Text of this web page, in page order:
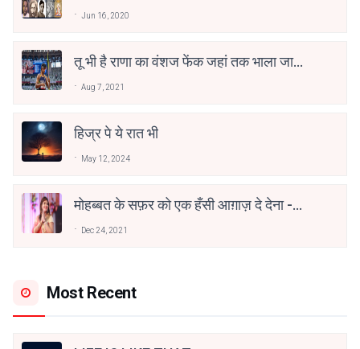
Jun 16, 2020
तू भी है राणा का वंशज फेंक जहां तक भाला जाए:
Aug 7, 2021
हिज्र पे ये रात भी
May 12, 2024
मोहब्बत के सफ़र को एक हँसी आग़ाज़ दे देना -
Dec 24, 2021
Most Recent